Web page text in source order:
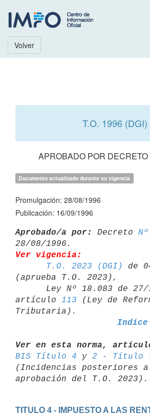
Volver
T.O. 1996 (DGI)
APROBADO POR DECRETO
Documento actualizado durante su vigencia
Promulgación: 28/08/1996
Publicación: 16/09/1996
Aprobado/a por: Decreto
Ver vigencia:
T.O. 2023 (DGI)
de
(aprueba T.O. 2023),
artículo 113 (Ley de
Indice
Ver en esta norma,
BIS Título 4 y 2 - Título
(Incidencias posteriores
TITULO 4 - IMPUESTO A LAS